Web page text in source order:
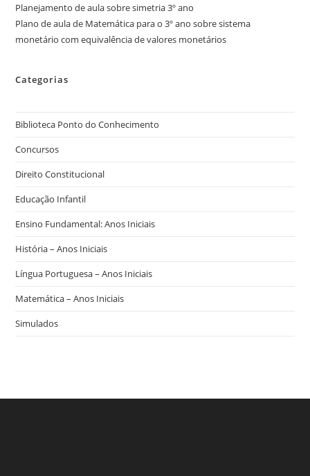
Planejamento de aula sobre simetria 3º ano
Plano de aula de Matemática para o 3º ano sobre sistema
monetário com equivalência de valores monetários
Categorias
Biblioteca Ponto do Conhecimento
Concursos
Direito Constitucional
Educação Infantil
Ensino Fundamental: Anos Iniciais
História – Anos Iniciais
Língua Portuguesa – Anos Iniciais
Matemática – Anos Iniciais
Simulados